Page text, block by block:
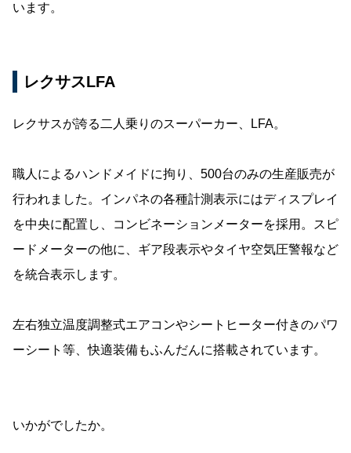
います。
レクサスLFA
レクサスが誇る二人乗りのスーパーカー、LFA。
職人によるハンドメイドに拘り、500台のみの生産販売が
行われました。インパネの各種計測表示にはディスプレイ
を中央に配置し、コンビネーションメーターを採用。スピ
ードメーターの他に、ギア段表示やタイヤ空気圧警報など
を統合表示します。
左右独立温度調整式エアコンやシートヒーター付きのパワ
ーシート等、快適装備もふんだんに搭載されています。
いかがでしたか。